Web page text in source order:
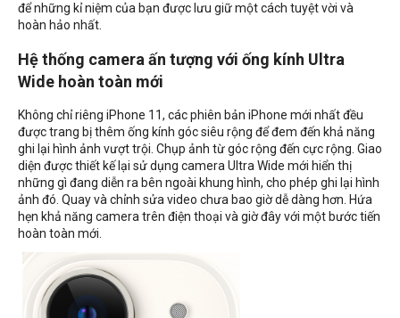
để những kỉ niệm của bạn được lưu giữ một cách tuyệt vời và
hoàn hảo nhất.
Hệ thống camera ấn tượng với ống kính Ultra
Wide hoàn toàn mới
Không chỉ riêng iPhone 11, các phiên bản iPhone mới nhất đều
được trang bị thêm ống kính góc siêu rộng để đem đến khả năng
ghi lại hình ảnh vượt trội. Chụp ảnh từ góc rộng đến cực rộng. Giao
diện được thiết kế lại sử dụng camera Ultra Wide mới hiển thị
những gì đang diễn ra bên ngoài khung hình, cho phép ghi lại hình
ảnh đó. Quay và chỉnh sửa video chưa bao giờ dễ dàng hơn. Hứa
hẹn khả năng camera trên điện thoại và giờ đây với một bước tiến
hoàn toàn mới.